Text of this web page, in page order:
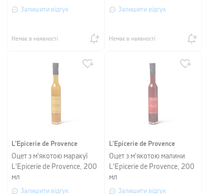
de Provence, 200 мл
Залишити відгук
Немає в наявності
Залишити відгук
Немає в наявності
L’Epicerie de Provence
Оцет з м'якотою маракуї
L'Epicerie de Provence, 200
мл
Залишити відгук
L’Epicerie de Provence
Оцет з м'якотою малини
L'Epicerie de Provence, 200
мл
Залишити відгук